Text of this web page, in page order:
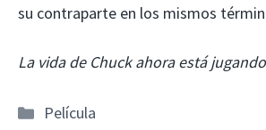
su contraparte en los mismos
La vida de Chuck ahora está
Categorías
Película